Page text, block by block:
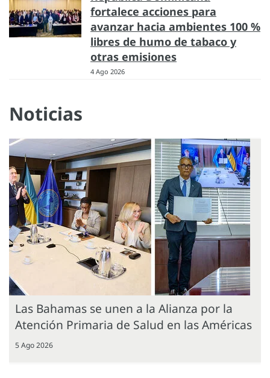
fortalece acciones para
avanzar hacia ambientes 100 %
libres de humo de tabaco y
otras emisiones
4 Ago 2026
Noticias
Las Bahamas se unen a la Alianza por la
Atención Primaria de Salud en las Américas
5 Ago 2026